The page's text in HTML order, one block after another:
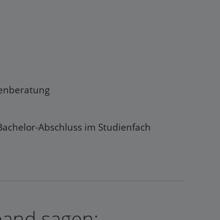
Abschluss im Studienfach